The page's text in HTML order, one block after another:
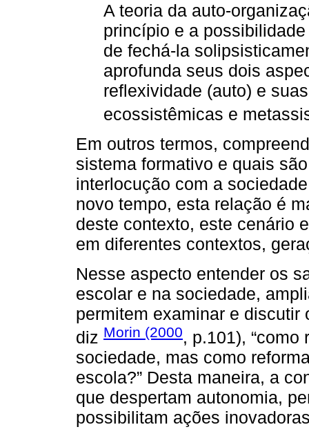
A teoria da auto-
princípio e a
de fechá-la
aprofunda seus dois
reflexividade (auto) e
ecossistêmicas e
Em outros termos,
sistema formativo e quais
interlocução com a
novo tempo, esta relação é
deste contexto, este cenário
em diferentes contextos,
Nesse aspecto entender os
escolar e na sociedade,
permitem examinar e
diz Morin (2000, p.101),
sociedade, mas como
escola?” Desta maneira, a
que despertam autonomia,
possibilitam ações